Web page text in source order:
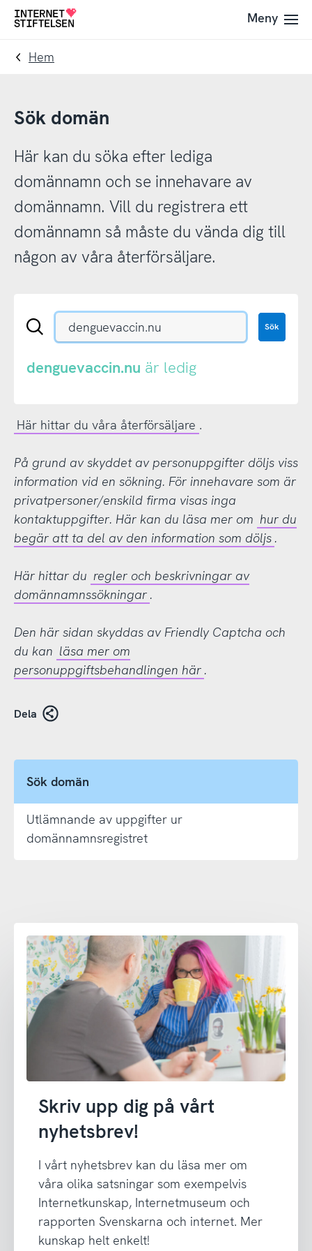
Till
navigering
Till
innehåll
Till
Meny
Hem
Sök domän
Här kan du söka efter lediga
domännamn och se innehavare av
domännamn. Vill du registrera ett
domännamn så måste du vända dig till
någon av våra återförsäljare.
Sök
eller
.nu-
Sök
denguevaccin.nu är ledig
Här hittar du våra återförsäljare .
På grund av skyddet av personuppgifter döljs viss
information vid en sökning. För innehavare som är
privatpersoner/enskild firma visas inga
kontaktuppgifter. Här kan du läsa mer om hur du
begär att ta del av den information som döljs .
Här hittar du regler och beskrivningar av
domännamnssökningar .
Den här sidan skyddas av Friendly Captcha och
du kan läsa mer om
personuppgiftsbehandlingen här .
Dela
Sök domän
Utlämnande av uppgifter ur
domännamnsregistret
Skriv upp dig på vårt
nyhetsbrev!
I vårt nyhetsbrev kan du läsa mer om
våra olika satsningar som exempelvis
Internetkunskap, Internetmuseum och
rapporten Svenskarna och internet. Mer
kunskap helt enkelt!